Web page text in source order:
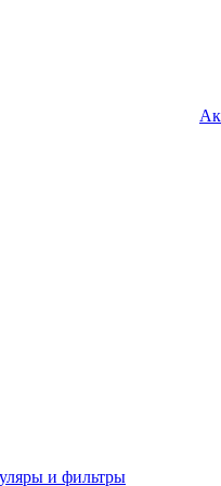
и фильтры